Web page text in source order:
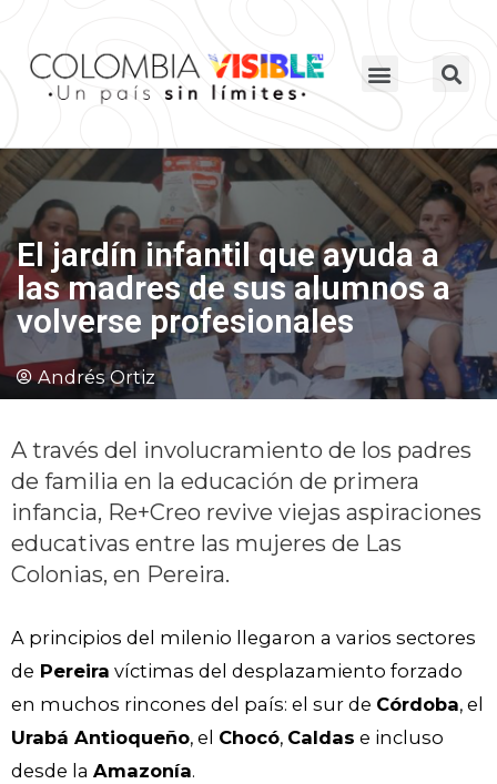
El jardín infantil que ayuda a
las madres de sus alumnos a
volverse profesionales
Andrés Ortiz
A través del involucramiento de los padres
de familia en la educación de primera
infancia, Re+Creo revive viejas aspiraciones
educativas entre las mujeres de Las
Colonias, en Pereira.
A principios del milenio llegaron a varios sectores
de Pereira víctimas del desplazamiento forzado
en muchos rincones del país: el sur de Córdoba, el
Urabá Antioqueño, el Chocó, Caldas e incluso
desde la Amazonía.